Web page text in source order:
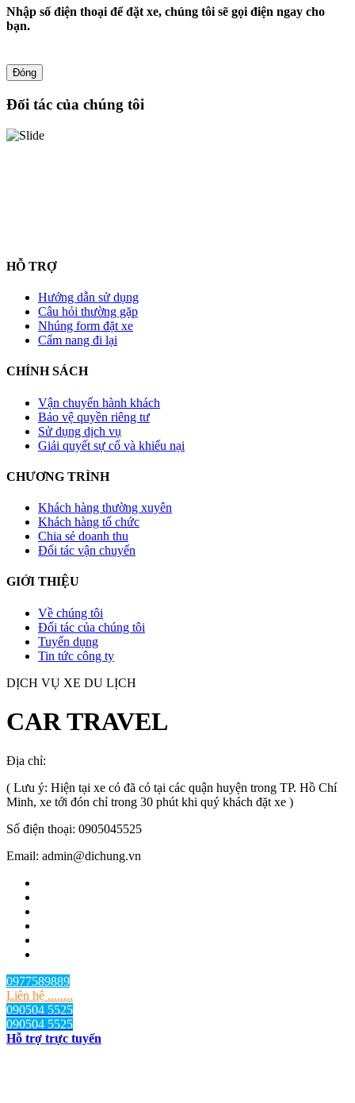
Nhập số điện thoại để đặt xe, chúng tôi sẽ gọi điện ngay cho
bạn.
Đóng
Đối tác của chúng tôi
HỖ TRỢ
Hướng dẫn sử dụng
Câu hỏi thường gặp
Nhúng form đặt xe
Cẩm nang đi lại
CHÍNH SÁCH
Vận chuyển hành khách
Bảo vệ quyền riêng tư
Sử dụng dịch vụ
Giải quyết sự cố và khiếu nại
CHƯƠNG TRÌNH
Khách hàng thường xuyên
Khách hàng tổ chức
Chia sẻ doanh thu
Đối tác vận chuyển
GIỚI THIỆU
Về chúng tôi
Đối tác của chúng tôi
Tuyển dụng
Tin tức công ty
DỊCH VỤ XE DU LỊCH
CAR TRAVEL
Địa chỉ:
( Lưu ý: Hiện tại xe có đã có tại các quận huyện trong TP. Hồ Chí
Minh, xe tới đón chỉ trong 30 phút khi quý khách đặt xe )
Số điện thoại: 0905045525
Email: admin@dichung.vn
0977589889
Liên hệ ........
090504 5525
090504 5525
Hỗ trợ trực tuyến